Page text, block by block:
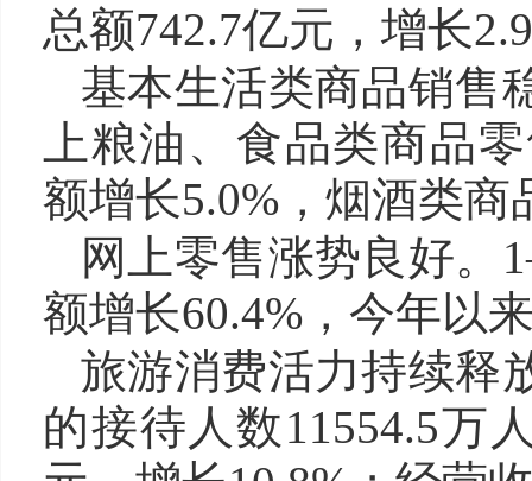
总额742.7亿元，增长
基本生活类商品销售
上粮油、食品类商品
额增长5.0%，烟酒类商
网上零售涨势良好。
额增长60.4%，今年以
旅游消费活力持续释
的接待人数11554.5万